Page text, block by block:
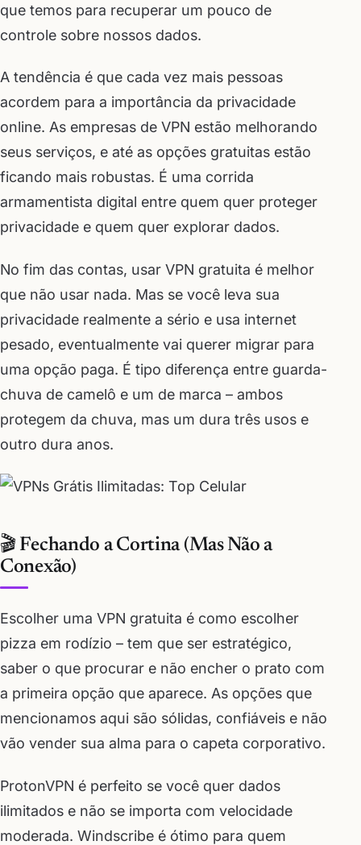
que temos para recuperar um pouco de
controle sobre nossos dados.
A tendência é que cada vez mais pessoas
acordem para a importância da privacidade
online. As empresas de VPN estão melhorando
seus serviços, e até as opções gratuitas estão
ficando mais robustas. É uma corrida
armamentista digital entre quem quer proteger
privacidade e quem quer explorar dados.
No fim das contas, usar VPN gratuita é melhor
que não usar nada. Mas se você leva sua
privacidade realmente a sério e usa internet
pesado, eventualmente vai querer migrar para
uma opção paga. É tipo diferença entre guarda-
chuva de camelô e um de marca – ambos
protegem da chuva, mas um dura três usos e
outro dura anos.
🎬 Fechando a Cortina (Mas Não a
Conexão)
Escolher uma VPN gratuita é como escolher
pizza em rodízio – tem que ser estratégico,
saber o que procurar e não encher o prato com
a primeira opção que aparece. As opções que
mencionamos aqui são sólidas, confiáveis e não
vão vender sua alma para o capeta corporativo.
ProtonVPN é perfeito se você quer dados
ilimitados e não se importa com velocidade
moderada. Windscribe é ótimo para quem